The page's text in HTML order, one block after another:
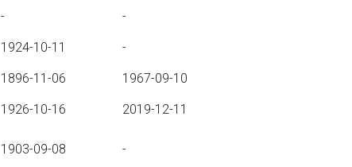
- -
1924-10-11 -
1896-11-06 1967-09-10
1926-10-16 2019-12-11
1903-09-08 -